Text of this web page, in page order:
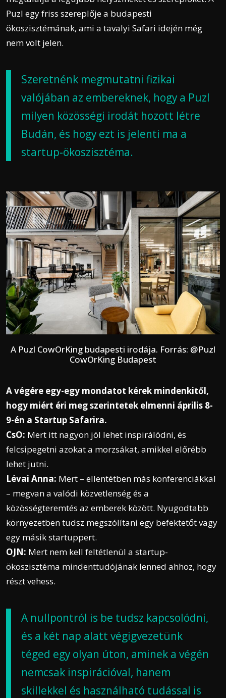
Puzl egy friss szereplője a budapesti
ökoszisztémának, ami a tavalyi Safari idején még
nem volt jelen.
Szeretnénk megmutatni fizikai
valójában az embereknek, hogy a Puzl
milyen közösségi irodát hozott létre
Budán, és hogy ezt is jelenti ma a
startup-ökoszisztéma.
A Puzl CowOrKing budapesti irodája. Forrás: @Puzl
CowOrKing Budapest
A végére egy-egy mondatot kérek mindenkitől,
hogy miért éri meg szerintetek elmenni április 8-
9-én a Startup Safarira.
CsO: Mert itt nagyon jól lehet inspirálódni, és
felcsipegetni azokat a morzsákat, amikkel előrébb
lehet jutni.
Lévai Anna: Mert – ellentétben más konferenciákkal
– megvan a valódi közvetlenség és a
közösségteremtés az emberek között. Nyugodtabb
környezetben tudsz megszólítani egy befektetőt vagy
egy másik startuppert.
OJN: Mert nem kell feltétlenül a startup-
ökoszisztéma mindenttudójának lenned ahhoz, hogy
részt vehess.
A nullpontról is be tudsz kapcsolódni,
és a két nap alatt végigvezetünk
téged egy olyan úton, aminek a végén
nemcsak inspirációval, hanem
skillekkel és használható tudással is